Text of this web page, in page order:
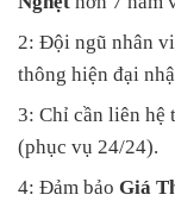
2: Đội ngũ nhân
thông hiện đại
3: Chỉ cần liên hệ
(phục vụ 24/24).
4: Đảm bảo Giá